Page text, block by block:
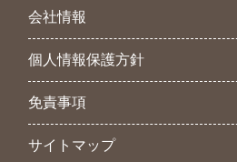
会社情報
個人情報保護方針
免責事項
サイトマップ